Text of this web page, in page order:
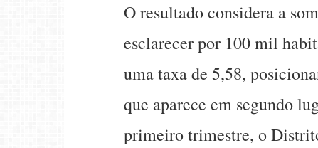
O resultado considera a
esclarecer por 100 mil
uma taxa de 5,58,
que aparece em segundo
primeiro trimestre, o